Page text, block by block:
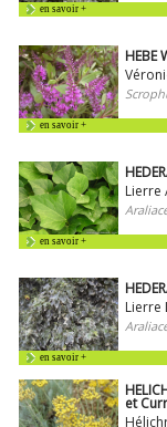
en savoir +
HEBE
en savoir +
Lierre
en savoir +
Lierre
en savoir +
et